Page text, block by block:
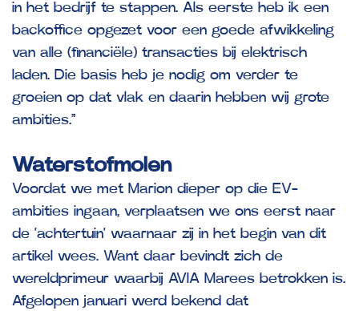
in het bedrijf te stappen. Als eerste heb ik een
backoffice opgezet voor een goede afwikkeling
van alle (financiële) transacties bij elektrisch
laden. Die basis heb je nodig om verder te
groeien op dat vlak en daarin hebben wij grote
ambities.”
Waterstofmolen
Voordat we met Marion dieper op die EV-
ambities ingaan, verplaatsen we ons eerst naar
de ‘achtertuin’ waarnaar zij in het begin van dit
artikel wees. Want daar bevindt zich de
wereldprimeur waarbij AVIA Marees betrokken is.
Afgelopen januari werd bekend dat